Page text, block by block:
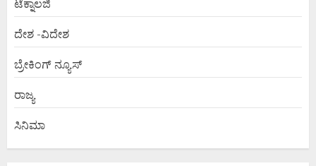
ಟೆಕ್ನಾಲಜಿ
ದೇಶ -ವಿದೇಶ
ಬ್ರೇಕಿಂಗ್ ನ್ಯೂಸ್
ರಾಜ್ಯ
ಸಿನಿಮಾ